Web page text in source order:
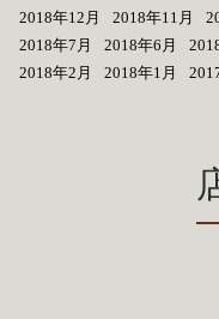
2018年12月
2018年11月
2018年7月
2018年6月
2018年2月
2018年1月